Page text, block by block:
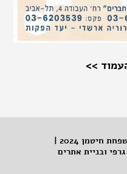
>>
חיטמן 2024 |
ובניית אתרים